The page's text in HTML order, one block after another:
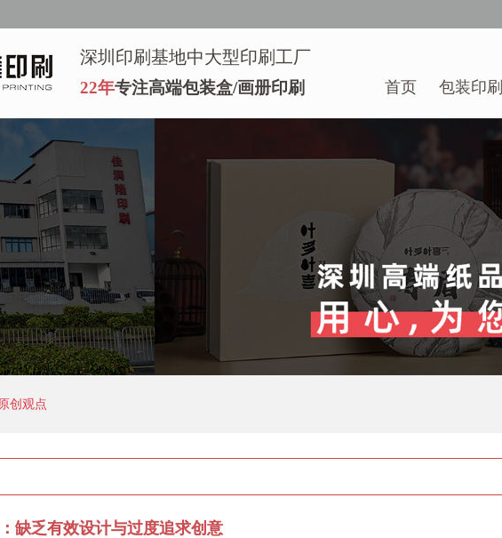
深圳印刷基地中大型印刷工厂
22年专注高端包装盒/画册印刷 首页 包装印刷
原创观点
缺乏有效设计与过度追求创意